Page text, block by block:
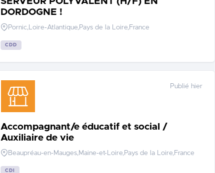
DORDOGNE !
Pornic,Loire-Atlantique,Pays de la Loire,France
CDD
Publié hier
Accompagnant/e éducatif et social /
Auxiliaire de vie
Beaupréau-en-Mauges,Maine-et-Loire,Pays de la Loire,France
CDI